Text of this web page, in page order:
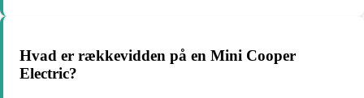
Hvad er rækkevidden på en Mini Cooper
Electric?